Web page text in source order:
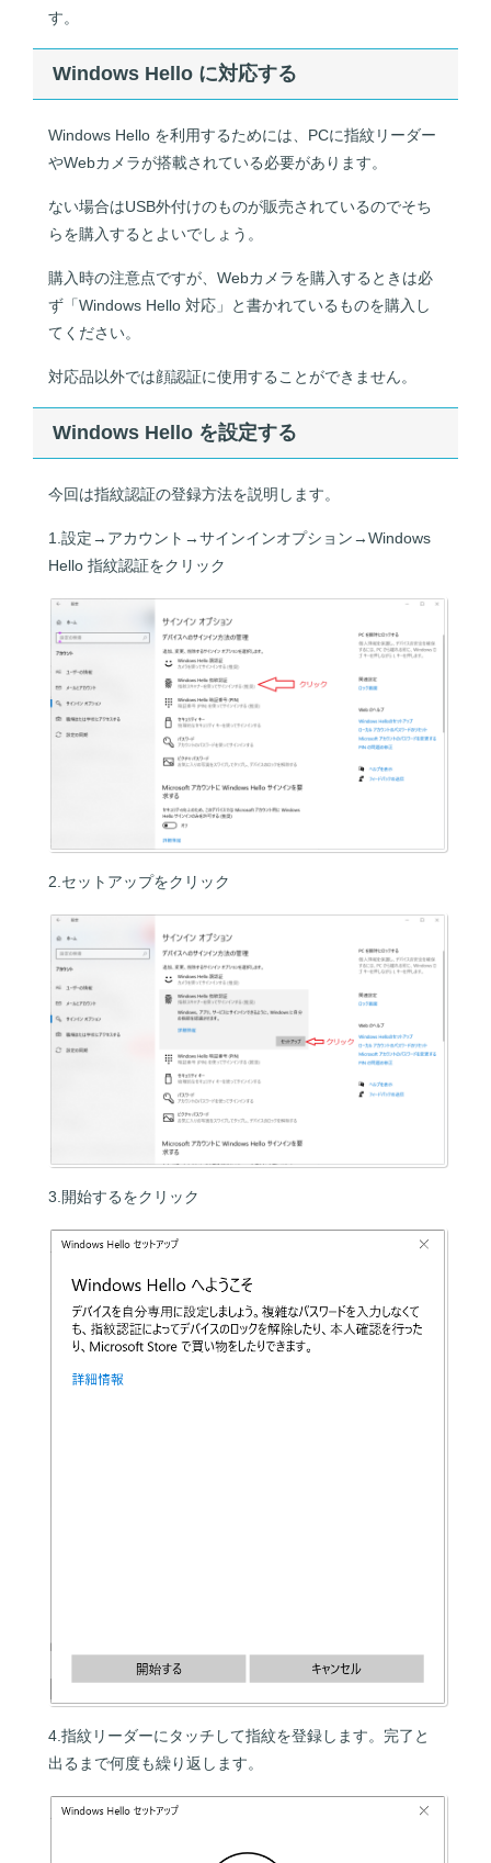
す。
Windows Hello に対応する
Windows Hello を利用するためには、PCに指紋リーダー
やWebカメラが搭載されている必要があります。
ない場合はUSB外付けのものが販売されているのでそち
らを購入するとよいでしょう。
購入時の注意点ですが、Webカメラを購入するときは必
ず「Windows Hello 対応」と書かれているものを購入し
てください。
対応品以外では顔認証に使用することができません。
Windows Hello を設定する
今回は指紋認証の登録方法を説明します。
1.設定→アカウント→サインインオプション→Windows
Hello 指紋認証をクリック
2.セットアップをクリック
3.開始するをクリック
4.指紋リーダーにタッチして指紋を登録します。完了と
出るまで何度も繰り返します。